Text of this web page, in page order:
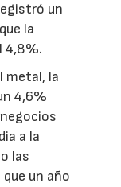
un
la
4,8%.
metal, la
4,6%
a la
las
un año